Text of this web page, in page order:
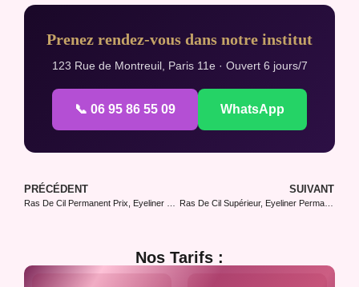
Prenez rendez-vous dans notre institut
123 Rue de Montreuil, Paris 11e · Ouvert 6 jours/7
📞 06 95 86 55 09 WhatsApp
PRÉCÉDENT SUIVANT
Ras De Cil Supérieur, Eyeliner Permanent
Nos Tarifs :